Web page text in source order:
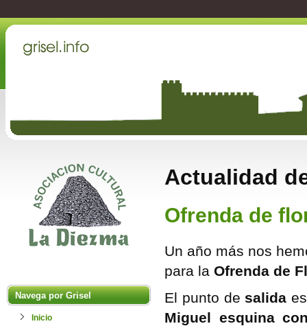
Navega por Grisel
Inicio
Actualidad
Ofrenda de
Un año más nos
para la Ofrenda de
El punto de salida
Miguel esquina